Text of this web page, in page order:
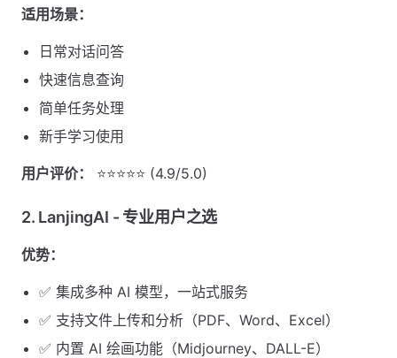
适用场景：
日常对话问答
快速信息查询
简单任务处理
新手学习使用
用户评价： ⭐⭐⭐⭐⭐ (4.9/5.0)
2. LanjingAI - 专业用户之选
优势：
✅ 集成多种 AI 模型，一站式服务
✅ 支持文件上传和分析（PDF、Word、Excel）
✅ 内置 AI 绘画功能（Midjourney、DALL-E）